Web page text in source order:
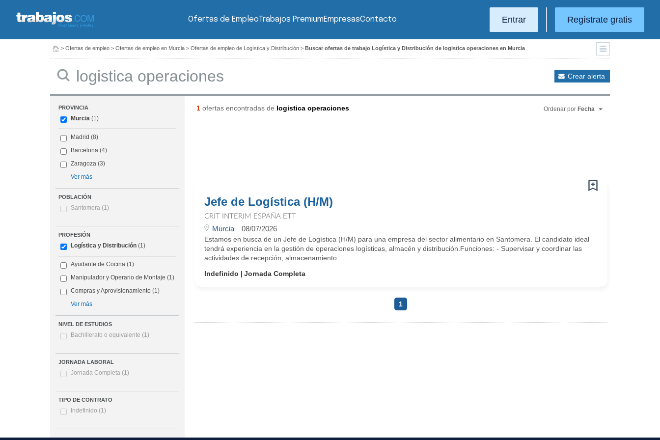
Ofertas de EmpleoTrabajos PremiumEmpresasContacto Entrar Regístrate gratis
> Ofertas de empleo > Ofertas de empleo en Murcia > Ofertas de empleo de Logística y Distribución > Buscar ofertas de trabajo Logística y Distribución de logistica operaciones en Murcia
Crear alerta
PROVINCIA
Murcia (1)
Madrid (8)
Barcelona (4)
Zaragoza (3)
Ver más
POBLACIÓN
Santomera (1)
PROFESIÓN
Logística y Distribución (1)
Ayudante de Cocina (1)
Manipulador y Operario de Montaje (1)
Compras y Aprovisionamiento (1)
Ver más
NIVEL DE ESTUDIOS
Bachillerato o equivalente (1)
JORNADA LABORAL
Jornada Completa (1)
TIPO DE CONTRATO
Indefinido (1)
1ofertas encontradas de logistica operaciones Ordenar por Fecha
Jefe de Logística (H/M)
CRIT INTERIM ESPAÑA ETT
Murcia 08/07/2026
Estamos en busca de un Jefe de Logística (H/M) para una empresa del sector alimentario en Santomera. El candidato ideal
tendrá experiencia en la gestión de operaciones logísticas, almacén y distribución.Funciones: - Supervisar y coordinar las
actividades de recepción, almacenamiento ...
Indefinido
Jornada Completa
1